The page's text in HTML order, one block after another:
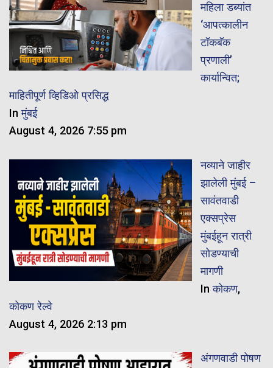
महिला डब्यांत
‘आपत्कालीन
टॉकबॅक
प्रणाली’
कार्यान्वित;
माहितीपूर्ण व्हिडिओ प्रसिद्ध
Inमुंबई
August 4, 2026 7:55 pm
नव्याने जाहीर
झालेली मुंबई –
सावंतवाडी
एक्सप्रेस
मुंबईहून रात्री
सोडण्याची
मागणी
Inकोकण,
कोकण रेल्वे
August 4, 2026 2:13 pm
अंगणवाडी पोषण